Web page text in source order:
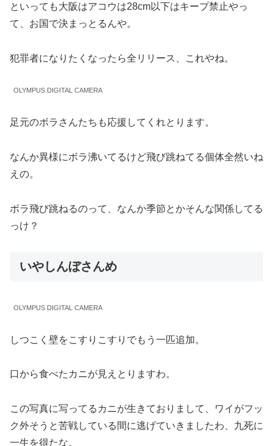
といっても大阪はアコウは28cm以下はキープ禁止やっ
て、お国で決まっとるんや。
犯罪者になりたくなったら全リリース、これやね。
OLYMPUS DIGITAL CAMERA
足元のボラさんたちも応援してくれとります。
なんか異様にボラ沸いてるけど飛び跳ねてる個体全然いね
えの。
ボラ飛び跳ねるのって、なんか季節とかそんな関係してる
っけ？
いやしんぼさんめ
OLYMPUS DIGITAL CAMERA
しつこく壁をこすりこすりでもう一匹追加。
口から食べたカニが見えとりますわ。
この写真に写ってるカニが生きておりまして、ワイがフッ
ク外そうと苦戦している間に逃げていきましたわ、九死に
一生を得たな。